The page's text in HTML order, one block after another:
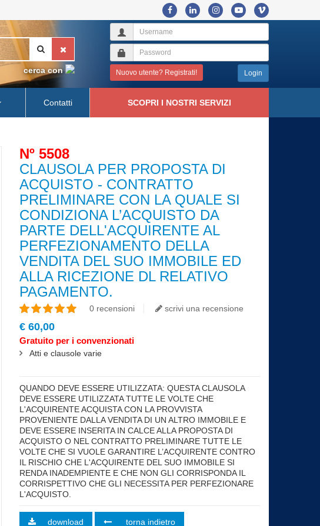
cerca con Nuovo utente? Registrati! Login
Contatti SCOPRI I NOSTRI SERVIZI
Nº 5508
CLAUSOLA PER PROPOSTA DI
ACQUISTO - CONTRATTO
PRELIMINARE CON LA QUALE SI
CONDIZIONA L’ACQUISTO DA
PARTE DELL'ACQUIRENTE AL
PERFEZIONAMENTO DELLA
VENDITA DEL SUO IMMOBILE ED
ALLA RICEZIONE DL RELATIVO
PAGAMENTO.
0 recensioni scrivi una recensione
€ 60,00
Gratuito per i convenzionati
Atti e clausole varie
QUANDO DEVE ESSERE UTILIZZATA: QUESTA CLAUSOLA
DEVE ESSERE UTILIZZATA TUTTE LE VOLTE CHE
L'ACQUIRENTE ACQUISTA CON LA PROVVISTA
PROVENIENTE DALLA VENDITA DI UN ALTRO IMMOBILE E
DEVE ESSERE INSERITA IN CALCE ALLA PROPOSTA DI
ACQUISTO O NEL CONTRATTO PRELIMINARE TUTTE LE
VOLTE CHE SI VUOLE GARANTIRE L’ACQUIRENTE CONTRO
IL RISCHIO CHE L'ACQUIRENTE DEL SUO IMMOBILE SI
RENDA INADEMPIENTE E CHE NON GLI CORRISPONDA IL
CORRISPETTIVO CHE GLI NECESSITA PER PERFEZIONARE
L'ACQUISTO.
download torna indietro